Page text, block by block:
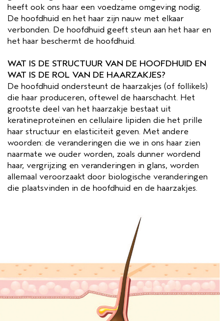
heeft ook ons ​​haar een voedzame omgeving nodig.
De hoofdhuid en het haar zijn nauw met elkaar
verbonden. De hoofdhuid geeft steun aan het haar en
het haar beschermt de hoofdhuid.
WAT IS DE STRUCTUUR VAN DE HOOFDHUID EN
WAT IS DE ROL VAN DE HAARZAKJES?
De hoofdhuid ondersteunt de haarzakjes (of follikels)
die haar produceren, oftewel de haarschacht. Het
grootste deel van het haarzakje bestaat uit
keratineproteïnen en cellulaire lipiden die het prille
haar structuur en elasticiteit geven. Met andere
woorden: de veranderingen die we in ons haar zien
naarmate we ouder worden, zoals dunner wordend
haar, vergrijzing en veranderingen in glans, worden
allemaal veroorzaakt door biologische veranderingen
die plaatsvinden in de hoofdhuid en de haarzakjes.